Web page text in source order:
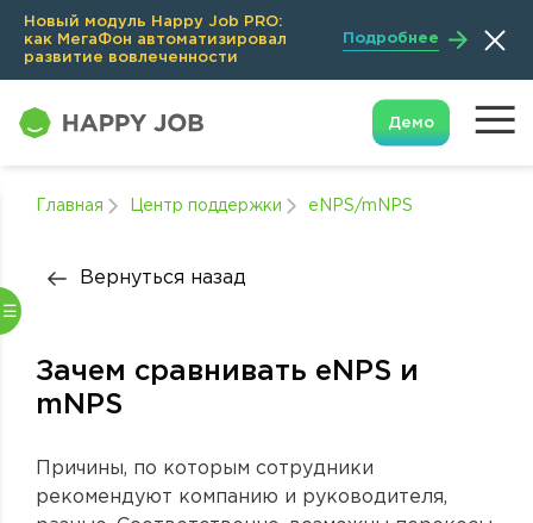
Новый модуль Happy Job PRO:
как МегаФон автоматизировал
развитие вовлеченности
Подробнее
Демо
Главная Центр поддержки eNPS/mNPS
Вернуться назад
Зачем сравнивать eNPS и
mNPS
Причины, по которым сотрудники
рекомендуют компанию и руководителя,